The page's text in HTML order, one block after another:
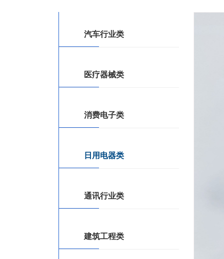
汽车行业类
医疗器械类
消费电子类
日用电器类
通讯行业类
建筑工程类